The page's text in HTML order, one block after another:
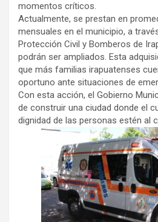
momentos críticos.
Actualmente, se prestan en
mensuales en el municipio, a
Protección Civil y Bomberos de
podrán ser ampliados. Esta
que más familias irapuatenses
oportuno ante situaciones de
Con esta acción, el Gobierno
de construir una ciudad donde el
dignidad de las personas estén al